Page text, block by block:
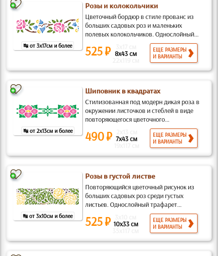
↹ от 3x17см и более
Розы и колокольчики
Цветочный бордюр в стиле прованс из
больших садовых роз и маленьких
полевых колокольчиков. Однослойный...
525 ₽ 8x43 см
ЕЩЕ РАЗМЕРЫ
И ВАРИАНТЫ
↹ от 2x13см и более
Шиповник в квадратах
Стилизованная под модерн дикая роза в
окружении листочков и стеблей в виде
повторяющегося цветочного...
490 ₽ 7x43 см
ЕЩЕ РАЗМЕРЫ
И ВАРИАНТЫ
↹ от 3x10см и более
Розы в густой листве
Повторяющийся цветочный рисунок из
больших садовых роз среди густых
листьев. Однослойный трафарет...
525 ₽ 10x33 см
ЕЩЕ РАЗМЕРЫ
И ВАРИАНТЫ